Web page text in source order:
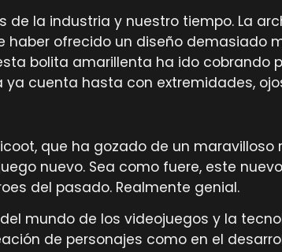
la industria y nuestro tiempo. La
ofrecido un diseño demasiado
bolita amarillenta ha ido cobrando
cuenta hasta con extremidades,
que ha gozado de un
nuevo. Sea como fuere, este
del pasado. Realmente genial.
mundo de los videojuegos y la
de personajes como en el